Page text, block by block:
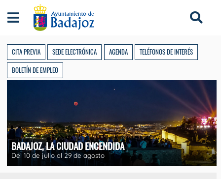
Ayuntamiento de Badajoz
CITA PREVIA SEDE ELECTRÓNICA AGENDA
TELÉFONOS DE INTERÉS
BOLETÍN DE EMPLEO
BADAJOZ, LA CIUDAD ENCENDIDA
Del 10 de julio al 29 de agosto